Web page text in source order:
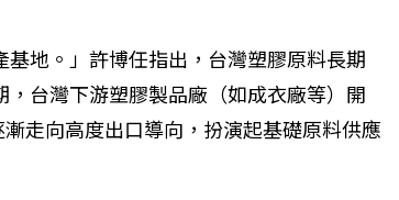
基地。」許博任指出，台灣塑膠原料長期
台灣下游塑膠製品廠（如成衣廠等）開
走向高度出口導向，扮演起基礎原料供應